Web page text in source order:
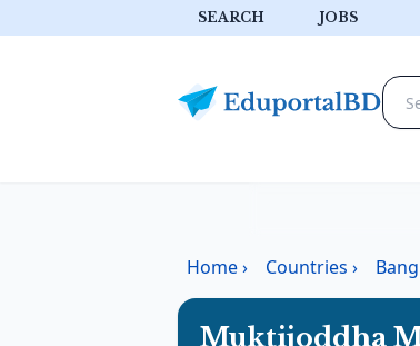
SEARCH JOBS
Home› Countries ›
Muktijoddha